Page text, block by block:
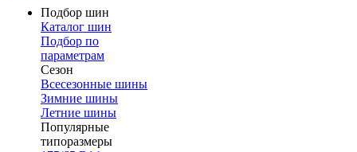
Подбор шин
Каталог шин
Подбор по
параметрам
Сезон
Всесезонные шины
Зимние шины
Летние шины
Популярные
типоразмеры